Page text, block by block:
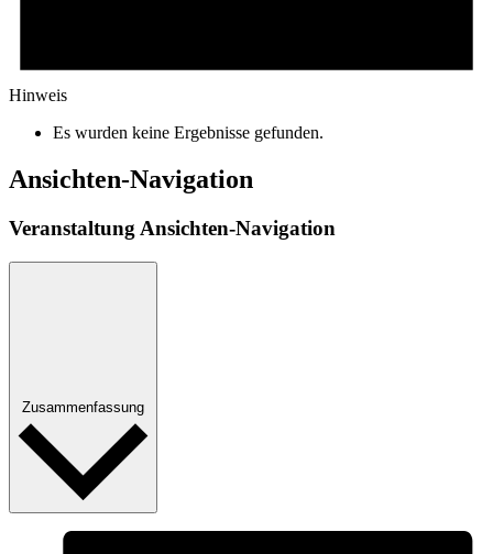
Hinweis
Es wurden keine Ergebnisse gefunden.
Ansichten-Navigation
Veranstaltung Ansichten-Navigation
Zusammenfassung